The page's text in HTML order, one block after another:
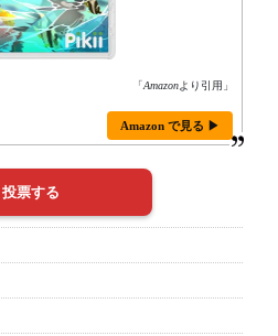
「Amazonより引用」
Amazon で見る ▶